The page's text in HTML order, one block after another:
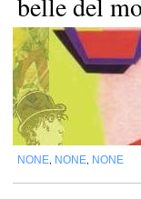
NONE NONE NONE